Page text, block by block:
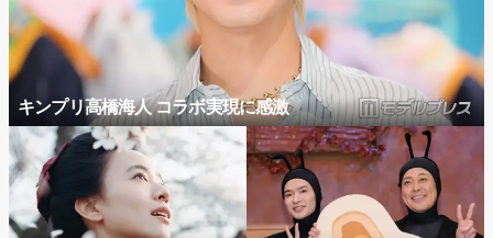
キンプリ高橋海人 コラボ実現に感激